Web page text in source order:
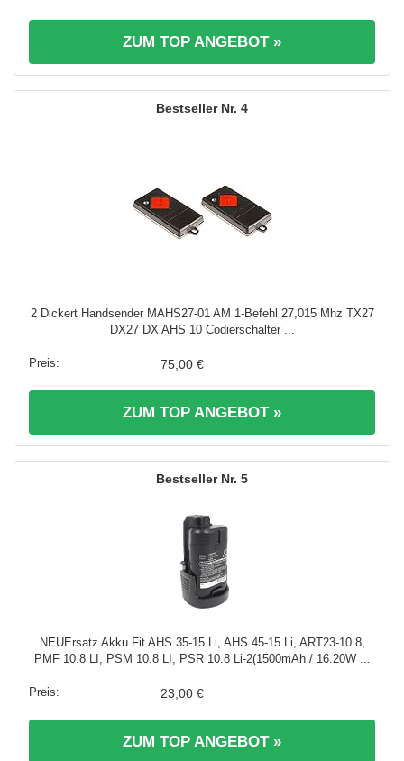
ZUM TOP ANGEBOT »
4
2 Dickert Handsender MAHS27-01 AM 1-Befehl 27,015 Mhz TX27
DX27 DX AHS 10 Codierschalter ...
75,00 €
ZUM TOP ANGEBOT »
5
NEUErsatz Akku Fit AHS 35-15 Li, AHS 45-15 Li, ART23-10.8,
PMF 10.8 LI, PSM 10.8 LI, PSR 10.8 Li-2(1500mAh / 16.20W ...
23,00 €
ZUM TOP ANGEBOT »